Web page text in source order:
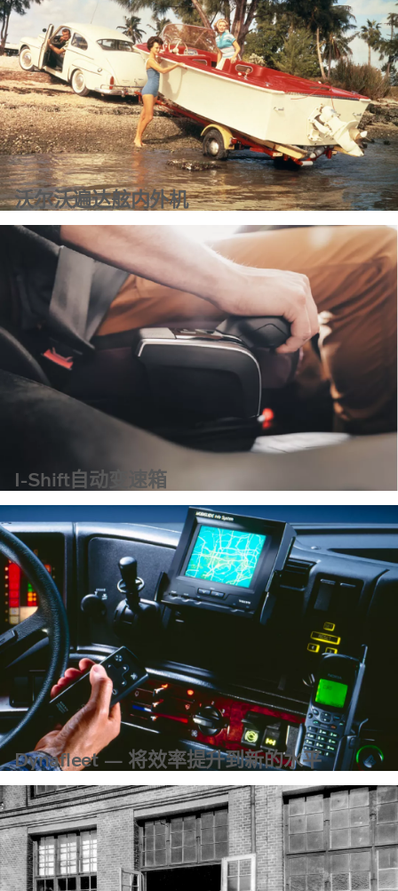
了解更多信息
沃尔沃遍达舷内外机
了解更多信息
I-Shift自动变速箱
了解更多信息
Dynafleet — 将效率提升到新的水平
了解更多信息